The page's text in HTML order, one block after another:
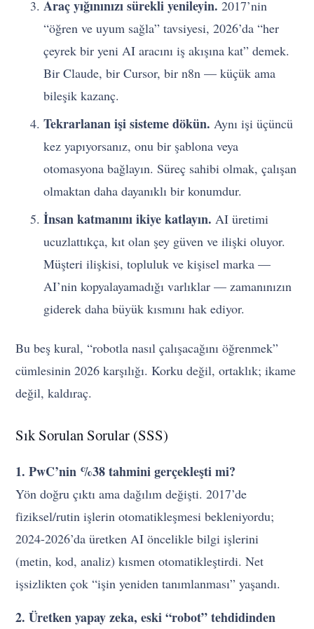
Araç yığınınızı sürekli yenileyin. 2017’nin
“öğren ve uyum sağla” tavsiyesi, 2026’da “her
çeyrek bir yeni AI aracını iş akışına kat” demek.
Bir Claude, bir Cursor, bir n8n — küçük ama
bileşik kazanç.
Tekrarlanan işi sisteme dökün. Aynı işi üçüncü
kez yapıyorsanız, onu bir şablona veya
otomasyona bağlayın. Süreç sahibi olmak, çalışan
olmaktan daha dayanıklı bir konumdur.
İnsan katmanını ikiye katlayın. AI üretimi
ucuzlattıkça, kıt olan şey güven ve ilişki oluyor.
Müşteri ilişkisi, topluluk ve kişisel marka —
AI’nin kopyalayamadığı varlıklar — zamanınızın
giderek daha büyük kısmını hak ediyor.
Bu beş kural, “robotla nasıl çalışacağını öğrenmek”
cümlesinin 2026 karşılığı. Korku değil, ortaklık; ikame
değil, kaldıraç.
Sık Sorulan Sorular (SSS)
1. PwC’nin %38 tahmini gerçekleşti mi?
Yön doğru çıktı ama dağılım değişti. 2017’de
fiziksel/rutin işlerin otomatikleşmesi bekleniyordu;
2024-2026’da üretken AI öncelikle bilgi işlerini
(metin, kod, analiz) kısmen otomatikleştirdi. Net
işsizlikten çok “işin yeniden tanımlanması” yaşandı.
2. Üretken yapay zeka, eski “robot” tehdidinden